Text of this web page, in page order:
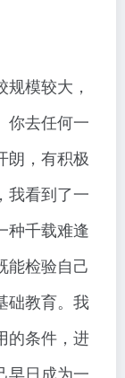
模较大，
你去任何一
朗，有积极
我看到了一
种千载难逢
能检验自己
础教育。我
的条件，进
早日成为一